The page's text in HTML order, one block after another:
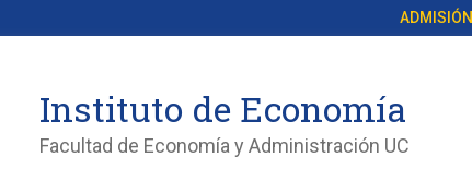
ADMISIÓN
Instituto de Economía
Facultad de Economía y Administración UC